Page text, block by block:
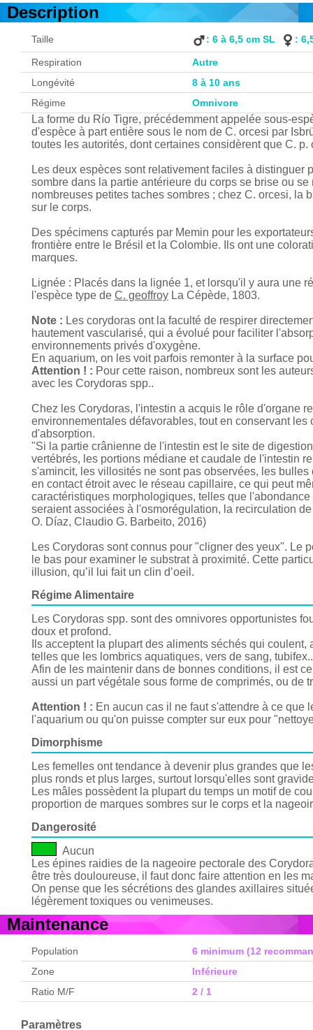
Description
Taille : 6 à 6,5 cm SL :
Respiration
Autre
Longévité
8 à 10 ans
Régime
Omnivore
La forme du Río Tigre, précédemment appelée sous-
d'espèce à part entière sous le nom de C. orcesi par
toutes les autorités, dont certaines considèrent que C.
Les deux espèces sont relativement faciles à
sombre dans la partie antérieure du corps se brise ou
nombreuses petites taches sombres ; chez C. orcesi, la
sur le corps.
Des spécimens capturés par Memin pour les
frontière entre le Brésil et la Colombie. Ils ont une
marques.
Lignée : Placés dans la lignée 1, et lorsqu'il y aura une
l'espèce type de C. geoffroyLa Cépède, 1803.
Note : Les corydoras ont la faculté de respirer
hautement vascularisé, qui a évolué pour faciliter
environnements privés d'oxygène.
En aquarium, on les voit parfois remonter à la surface
Attention ! : Pour cette raison, nombreux sont les
avec les Corydoras spp..
Chez les Corydoras, l'intestin a acquis le rôle d'organe
environnementales défavorables, tout en conservant
d'absorption.
"Si la partie crânienne de l'intestin est le site de
vertébrés, les portions médiane et caudale de l'intestin
s'amincit, les villosités ne sont pas observées, les
en contact étroit avec le réseau capillaire, ce qui peut
caractéristiques morphologiques, telles que
seraient associées à l'osmorégulation, la recirculation
O. Díaz, Claudio G. Barbeito, 2016)
Les Corydoras sont connus pour "cligner des yeux". Le
le bas pour examiner le substrat à proximité. Cette
illusion, qu’il lui fait un clin d’oeil.
Régime Alimentaire
Les Corydoras spp. sont des omnivores opportunistes
doux et profond.
Ils acceptent la plupart des aliments séchés qui
telles que les lombrics aquatiques, vers de sang,
Afin de les maintenir dans de bonnes conditions, il est
aussi un part végétale sous forme de comprimés, ou de
Attention ! : En aucun cas il ne faut s'attendre à ce que
l'aquarium ou qu'on puisse compter sur eux pour
Dimorphisme
Les femelles ont tendance à devenir plus grandes que
plus ronds et plus larges, surtout lorsqu'elles sont
Les mâles possèdent la plupart du temps un motif de
proportion de marques sombres sur le corps et la
Dangerosité
Aucun
Les épines raidies de la nageoire pectorale des
être très douloureuse, il faut donc faire attention en les
On pense que les sécrétions des glandes axillaires
légèrement toxiques ou venimeuses.
Maintenance
Population
6 minimum (12
Zone
Inférieure
Ratio M/F
2 / 1
Paramètres